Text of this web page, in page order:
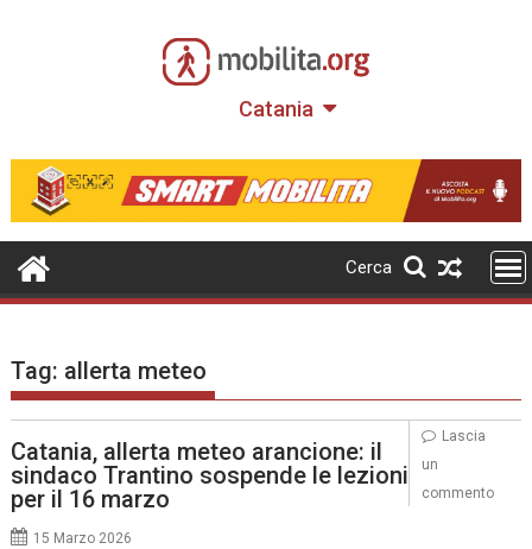
Catania
Cerca
Tag: allerta meteo
Catania, allerta meteo arancione: il
sindaco Trantino sospende le lezioni
per il 16 marzo
15 Marzo 2026
Lascia
un
commento